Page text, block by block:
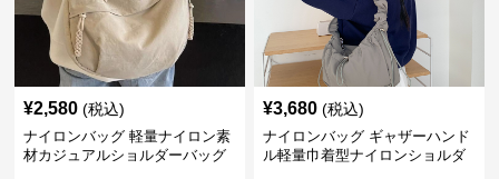
¥2,580 (税込)
ナイロンバッグ 軽量ナイロン素
材カジュアルショルダーバッグ
¥3,680 (税込)
ナイロンバッグ ギャザーハンド
ル軽量巾着型ナイロンショルダ